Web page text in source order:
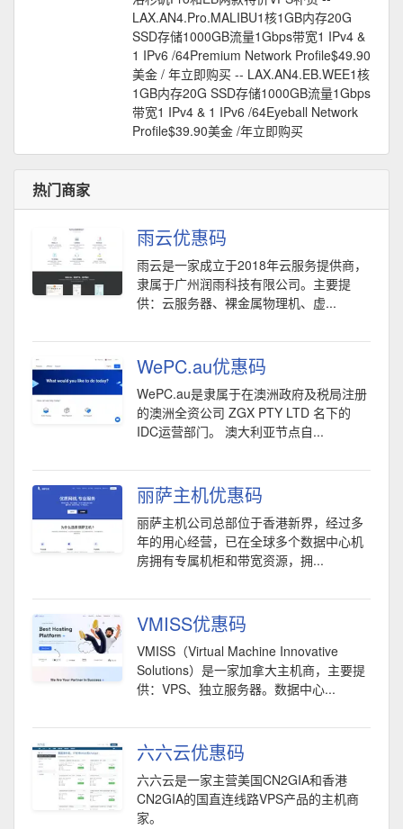
LAX.AN4.Pro.MALIBU1核1GB内存20G
SSD存储1000GB流量1Gbps带宽1 IPv4 &
1 IPv6 /64Premium Network Profile$49.90
美金 / 年立即购买 -- LAX.AN4.EB.WEE1核
1GB内存20G SSD存储1000GB流量1Gbps
带宽1 IPv4 & 1 IPv6 /64Eyeball Network
Profile$39.90美金 /年立即购买
热门商家
雨云优惠码
雨云是一家成立于2018年云服务提供商，
隶属于广州润雨科技有限公司。主要提
供：云服务器、裸金属物理机、虚...
WePC.au优惠码
WePC.au是隶属于在澳洲政府及税局注册
的澳洲全资公司 ZGX PTY LTD 名下的
IDC运营部门。 澳大利亚节点自...
丽萨主机优惠码
丽萨主机公司总部位于香港新界，经过多
年的用心经营，已在全球多个数据中心机
房拥有专属机柜和带宽资源，拥...
VMISS优惠码
VMISS（Virtual Machine Innovative
Solutions）是一家加拿大主机商，主要提
供：VPS、独立服务器。数据中心...
六六云优惠码
六六云是一家主营美国CN2GIA和香港
CN2GIA的国直连线路VPS产品的主机商
家。